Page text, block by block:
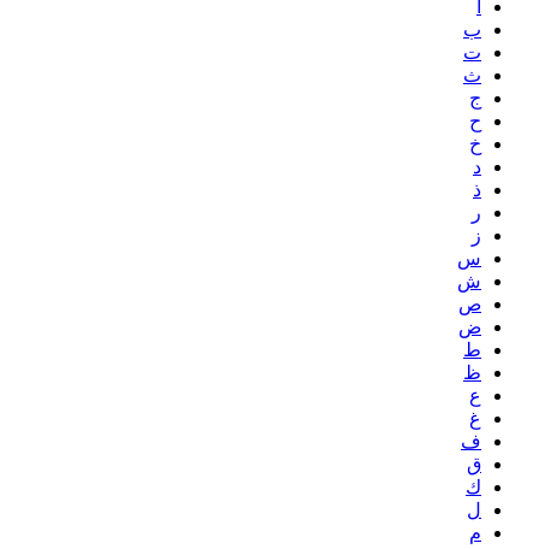
ب
ت
ث
ج
ح
خ
د
ذ
ر
ز
س
ش
ص
ض
ط
ظ
ع
غ
ف
ق
ك
ل
م